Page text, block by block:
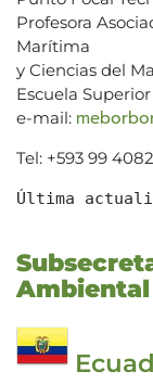
Profesora
Marítima
y Ciencias del
Escuela
e-mail:
Tel: +593 99
Última
Ambiental